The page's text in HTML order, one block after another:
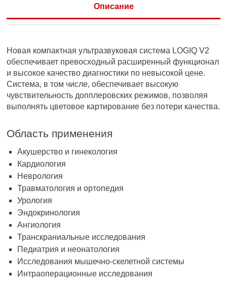
Описание
Новая компактная ультразвуковая система LOGIQ V2
обеспечивает превосходный расширенный функционал
и высокое качество диагностики по невысокой цене.
Система, в том числе, обеспечивает высокую
чувствительность допплеровских режимов, позволяя
выполнять цветовое картирование без потери качества.
Область применения
Акушерство и гинекология
Кардиология
Неврология
Травматология и ортопедия
Урология
Эндокринология
Ангиология
Транскраниальные исследования
Педиатрия и неонатология
Исследования мышечно-скелетной системы
Интраоперационные исследования